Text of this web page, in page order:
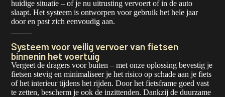
huidige situatie – of je nu uitrusting vervoert of in de auto
slaapt. Het systeem is ontworpen voor gebruik het hele jaar
door en past zich eenvoudig aan.
Systeem voor veilig vervoer van fietsen
binnenin het voertuig
Vergeet de dragers voor buiten – met onze oplossing bevestig je
fietsen stevig en minimaliseer je het risico op schade aan je fiets
of het interieur tijdens het rijden. Door het fietsframe goed vast
te zetten, bescherm je ook de inzittenden. Dankzij de duurzame